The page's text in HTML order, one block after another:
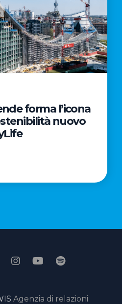
forma l’icona
nuovo
News
“Passione
il
della
giuria
online
Agenzia di relazioni